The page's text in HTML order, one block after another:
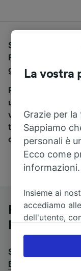
Se stai cercando
Frankfurt (Main)
giusto.
Per trovare i
una ricerca in
viaggio in treno e
trovare i biglietti
compagnie
Pullman da
Basel SBB
Stai cercando un
Basel SBB a
La vostra
Grazie per
Sappiamo
personali è
Ecco come
informazioni.
Insieme ai
accediamo
dell'utente,
accettare o
clic di
opporsi sulla